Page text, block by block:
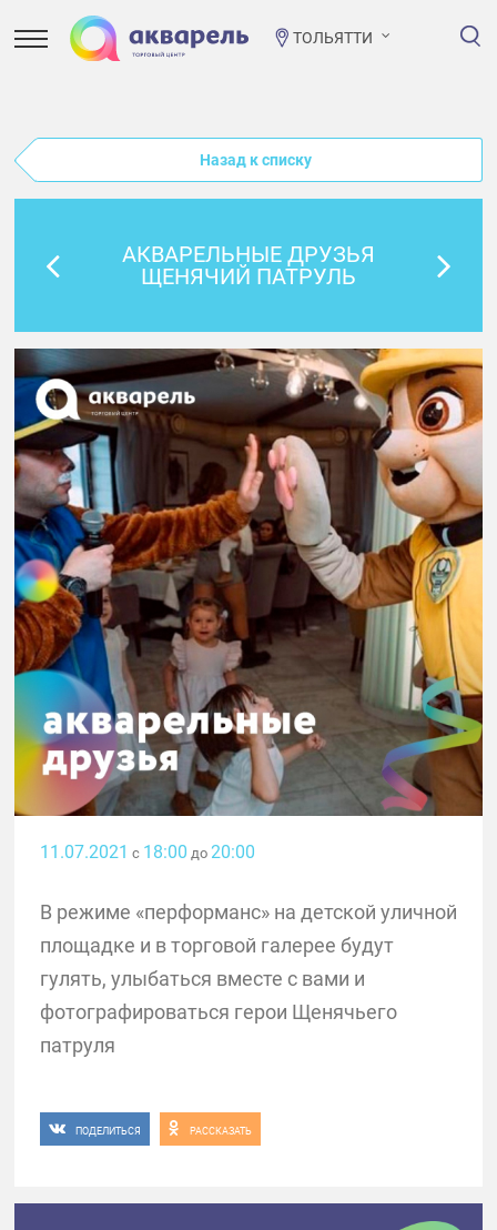
ТОЛЬЯТТИ
Назад к списку
АКВАРЕЛЬНЫЕ ДРУЗЬЯ
ЩЕНЯЧИЙ ПАТРУЛЬ
11.07.2021 с 18:00 до 20:00
В режиме «перформанс» на детской уличной
площадке и в торговой галерее будут
гулять, улыбаться вместе с вами и
фотографироваться герои Щенячьего
патруля
ПОДЕЛИТЬСЯ РАССКАЗАТЬ